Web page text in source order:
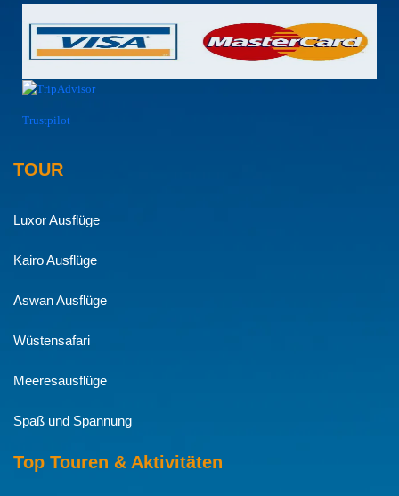
Trustpilot
TOUR
Luxor Ausflüge
Kairo Ausflüge
Aswan Ausflüge
Wüstensafari
Meeresausflüge
Spaß und Spannung
Top Touren & Aktivitäten